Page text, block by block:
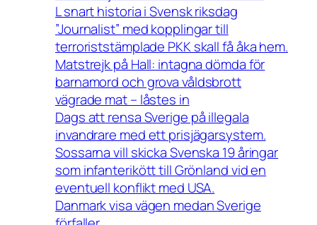
L snart historia i Svensk riksdag
”Journalist” med kopplingar till
terroriststämplade PKK skall få åka hem.
Matstrejk på Hall: intagna dömda för
barnamord och grova våldsbrott
vägrade mat – låstes in
Dags att rensa Sverige på illegala
invandrare med ett prisjägarsystem.
Sossarna vill skicka Svenska 19 åringar
som infanterikött till Grönland vid en
eventuell konflikt med USA.
Danmark visa vägen medan Sverige